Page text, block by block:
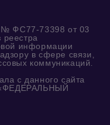
№ ФС77-73398 от 03
реестра
информации
в сфере связи,
коммуникаций.
с данного сайта
«ФЕДЕРАЛЬНЫЙ